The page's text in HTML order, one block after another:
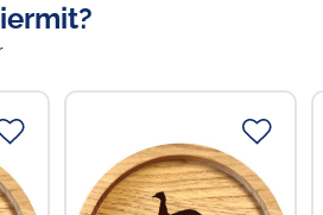
Maserung ist jeder
mit einem Außendurchmesser
einfach einen großen Becher
Du gerne darauf abstellen